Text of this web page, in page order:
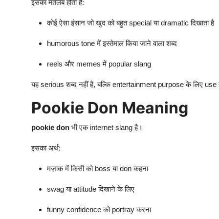
इसका मतलब होता है:
कोई ऐसा इंसान जो खुद को बहुत special या dramatic दिखाता है
humorous tone में इस्तेमाल किया जाने वाला शब्द
reels और memes में popular slang
यह serious शब्द नहीं है, बल्कि entertainment purpose के लिए use
Pookie Don Meaning
pookie don भी एक internet slang है।
इसका अर्थ:
मज़ाक में किसी को boss या don कहना
swag या attitude दिखाने के लिए
funny confidence को portray करना